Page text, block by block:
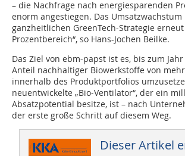
– die Nachfrage nach energiesparenden
enorm angestiegen. Das
ganzheitlichen GreenTech-Strategie
Prozentbereich“, so Hans-Jochen Beilke.
Das Ziel von ebm-papst ist es, bis zum
Anteil nachhaltiger Biowerkstoffe von mehr
innerhalb des Produktportfolios
neuentwickelte „Bio-Ventilator“, der ein
Absatzpotential besitze, ist – nach
der erste große Schritt auf diesem Weg.
Dieser Artikel